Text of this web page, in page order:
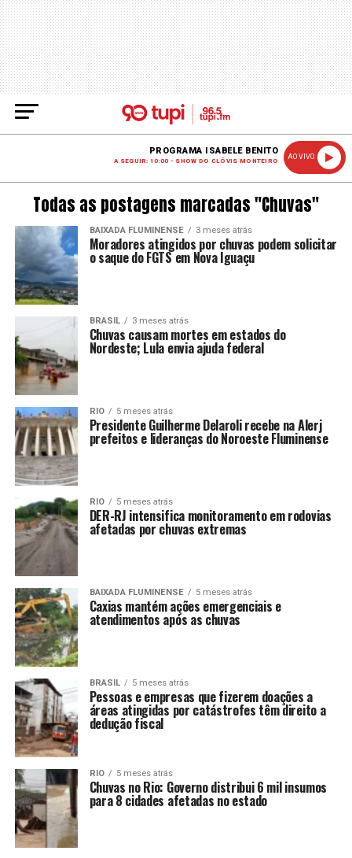
PROGRAMA ISABELE BENITO
A SEGUIR: 10:00 - SHOW DO CLÓVIS MONTEIRO
AO VIVO
Todas as postagens marcadas "Chuvas"
BAIXADA FLUMINENSE 3 meses atrás
Moradores atingidos por chuvas podem solicitar
o saque do FGTS em Nova Iguaçu
BRASIL 3 meses atrás
Chuvas causam mortes em estados do
Nordeste; Lula envia ajuda federal
RIO 5 meses atrás
Presidente Guilherme Delaroli recebe na Alerj
prefeitos e lideranças do Noroeste Fluminense
RIO 5 meses atrás
DER-RJ intensifica monitoramento em rodovias
afetadas por chuvas extremas
BAIXADA FLUMINENSE 5 meses atrás
Caxias mantém ações emergenciais e
atendimentos após as chuvas
BRASIL 5 meses atrás
Pessoas e empresas que fizerem doações a
áreas atingidas por catástrofes têm direito a
dedução fiscal
RIO 5 meses atrás
Chuvas no Rio: Governo distribui 6 mil insumos
para 8 cidades afetadas no estado